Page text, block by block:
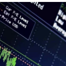
Bất ổn từ các cuộc đấu giá
31/05/2022